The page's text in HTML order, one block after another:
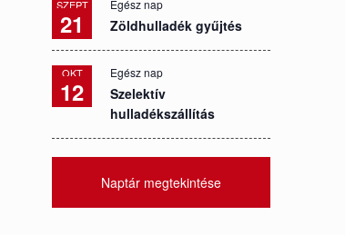
SZEPT
21
Egész nap
Zöldhulladék gyűjtés
OKT
12
Egész nap
Szelektív
hulladékszállítás
Naptár megtekintése